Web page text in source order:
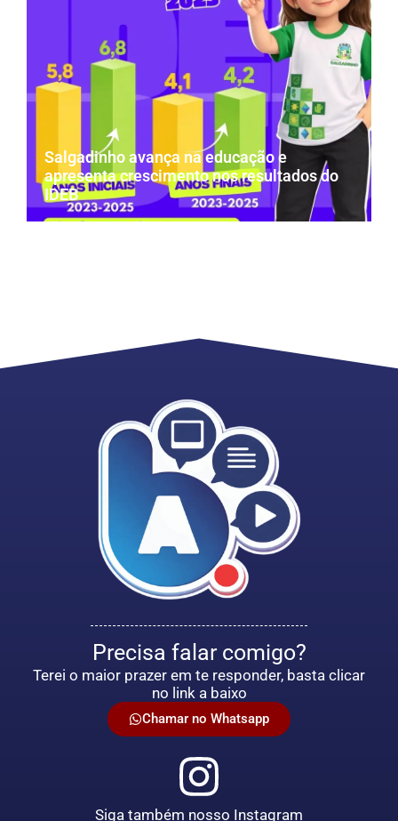
Salgadinho avança na educação e
apresenta crescimento nos resultados do
IDEB
Precisa falar comigo?
Terei o maior prazer em te responder, basta clicar
no link a baixo
Chamar no Whatsapp
Siga também nosso Instagram